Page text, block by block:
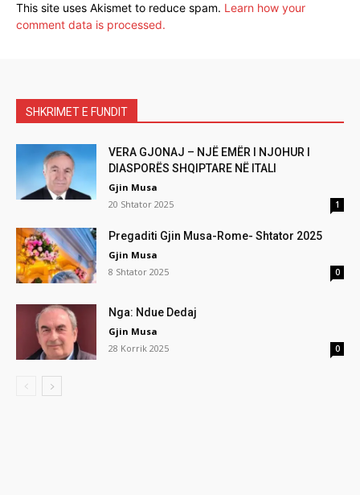
This site uses Akismet to reduce spam. Learn how your
comment data is processed.
SHKRIMET E FUNDIT
VERA GJONAJ – NJË EMËR I NJOHUR I
DIASPORËS SHQIPTARE NË ITALI
Gjin Musa
20 Shtator 2025
1
Pregaditi Gjin Musa-Rome- Shtator 2025
Gjin Musa
8 Shtator 2025
0
Nga: Ndue Dedaj
Gjin Musa
28 Korrik 2025
0